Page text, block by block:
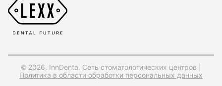
© 2026, InnDenta. Сеть стоматологических центров |
Политика в области обработки персональных данных